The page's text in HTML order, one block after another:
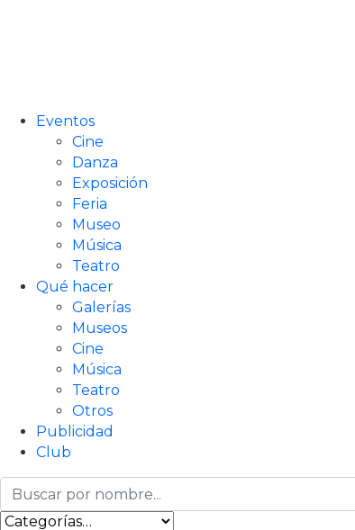
Eventos
Cine
Danza
Exposición
Feria
Museo
Música
Teatro
Qué hacer
Galerías
Museos
Cine
Música
Teatro
Otros
Publicidad
Club